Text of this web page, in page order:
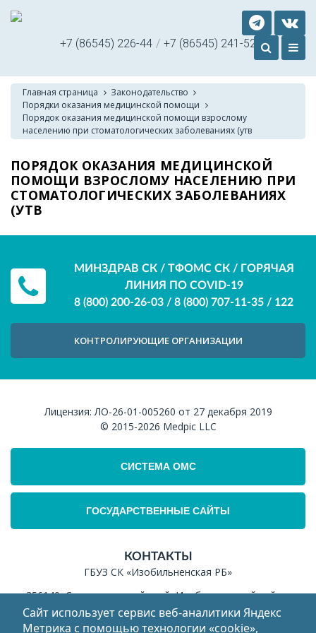
+7 (86545) 226-44 / +7 (86545) 241-52
Главная страница
Законодательство
Порядки оказания медицинской помощи
Порядок оказания медицинской помощи взрослому
населению при стоматологических заболеваниях (утв
ПОРЯДОК ОКАЗАНИЯ МЕДИЦИНСКОЙ
ПОМОЩИ ВЗРОСЛОМУ НАСЕЛЕНИЮ ПРИ
СТОМАТОЛОГИЧЕСКИХ ЗАБОЛЕВАНИЯХ
(УТВ
МИНЗДРАВ СК / ТФОМС СК / ГОРЯЧАЯ
ЛИНИЯ ПО COVID-19
8 (800) 200-26-03 / 8 (800) 707-11-35 / 122
КОНТРОЛИРУЮЩИЕ ОРГАНИЗАЦИИ
Лицензия:ЛО-26-01-005260 от 27 декабря 2019
© 2015-2026 Medpic LLC
СИСТЕМА ОМС
ГОСУДАРСТВЕННЫЕ САЙТЫ
КОНТАКТЫ
ГБУЗ СК «Изобильненская РБ»
356140, Ставропольский край, Изобильненский район,
г.Изобильный, ул.Колхозная, 2
Сайт использует сервис веб‑аналитики Яндекс
Метрика с помощью технологии «cookie»,